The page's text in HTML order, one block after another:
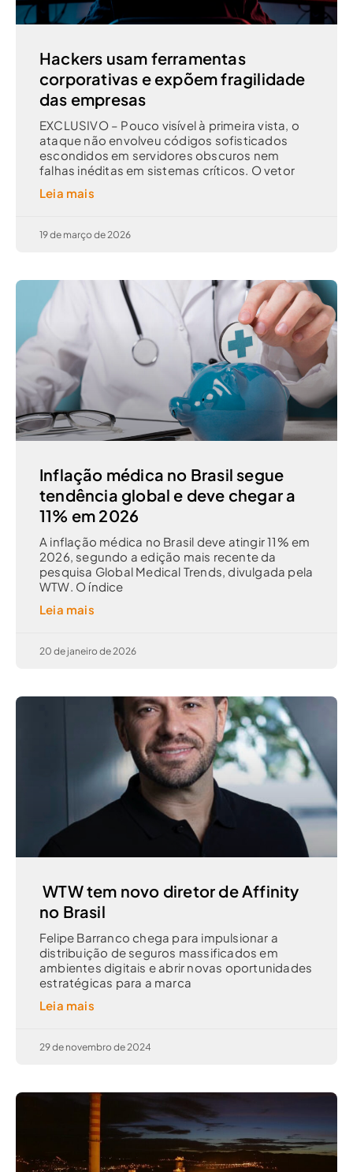
Hackers usam ferramentas
corporativas e expõem fragilidade
das empresas
EXCLUSIVO – Pouco visível à primeira vista, o
ataque não envolveu códigos sofisticados
escondidos em servidores obscuros nem
falhas inéditas em sistemas críticos. O vetor
Leia mais
19 de março de 2026
Inflação médica no Brasil segue
tendência global e deve chegar a
11% em 2026
A inflação médica no Brasil deve atingir 11% em
2026, segundo a edição mais recente da
pesquisa Global Medical Trends, divulgada pela
WTW. O índice
Leia mais
20 de janeiro de 2026
WTW tem novo diretor de Affinity
no Brasil
Felipe Barranco chega para impulsionar a
distribuição de seguros massificados em
ambientes digitais e abrir novas oportunidades
estratégicas para a marca
Leia mais
29 de novembro de 2024